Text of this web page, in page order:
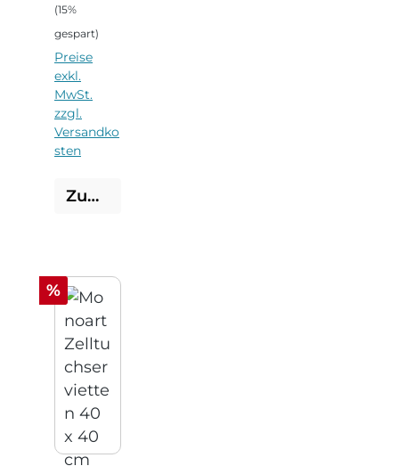
(15%
gespart)
Preise
exkl.
MwSt.
zzgl.
Versandko
sten
Zum Produkt
Rabatt
%